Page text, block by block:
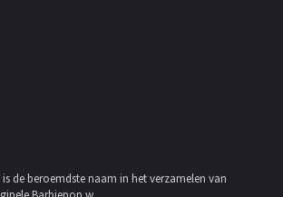
de beroemdste naam in het verzamelen van